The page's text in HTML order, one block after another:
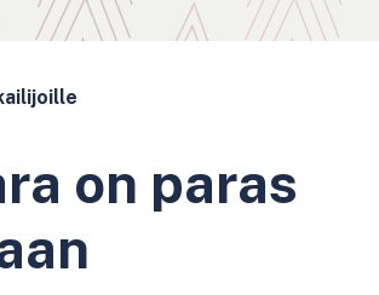
on paras